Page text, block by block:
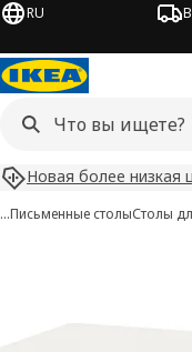
RU
Новая более низкая
…Письменные столыСтолы